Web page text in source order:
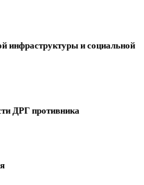
инфраструктуры и социальной
ДРГ противника